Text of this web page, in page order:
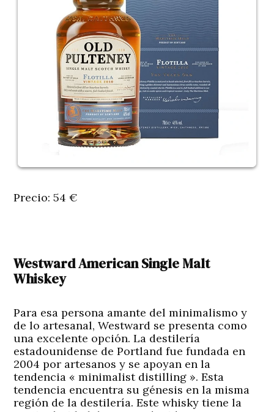
Precio: 54 €
Westward American Single Malt
Whiskey
Para esa persona amante del minimalismo y
de lo artesanal, Westward se presenta como
una excelente opción. La destilería
estadounidense de Portland fue fundada en
2004 por artesanos y se apoyan en la
tendencia « minimalist distilling ». Esta
tendencia encuentra su génesis en la misma
región de la destilería. Este whisky tiene la